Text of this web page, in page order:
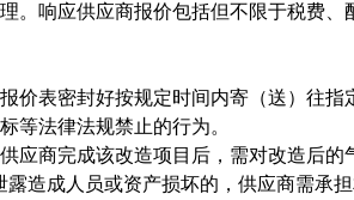
。响应供应商报价包括但不限于税费、
价表密封好按规定时间内寄（送）往指
等法律法规禁止的行为。
应商完成该改造项目后，需对改造后
造成人员或资产损坏的，供应商需承担